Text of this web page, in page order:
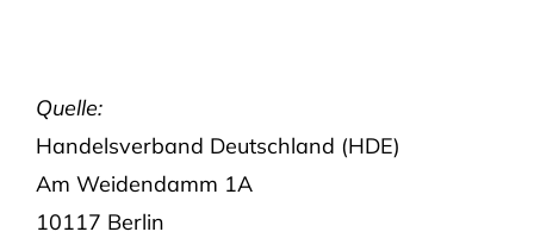
Quelle:
Handelsverband Deutschland (HDE)
Am Weidendamm 1A
10117 Berlin